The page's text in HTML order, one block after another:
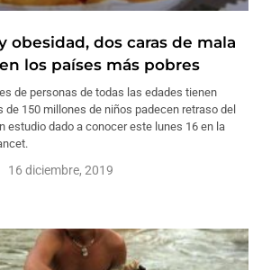
obesidad, dos caras de mala
los países más pobres
de personas de todas las edades tienen
de 150 millones de niños padecen retraso del
estudio dado a conocer este lunes 16 en la
16 diciembre, 2019